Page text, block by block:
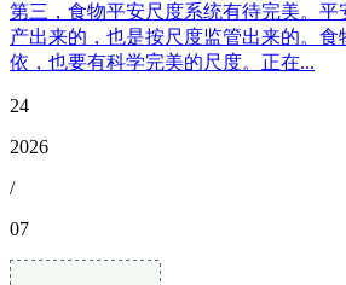
第三，食物平安尺度系统有待完美。平
产出来的，也是按尺度监管出来的。
依，也要有科学完美的尺度。正在...
24
2026
/
07